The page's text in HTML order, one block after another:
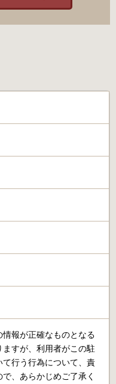
報が正確なものとなる
ますが、利用者がこの駐
て行う行為について、責
、あらかじめご了承く